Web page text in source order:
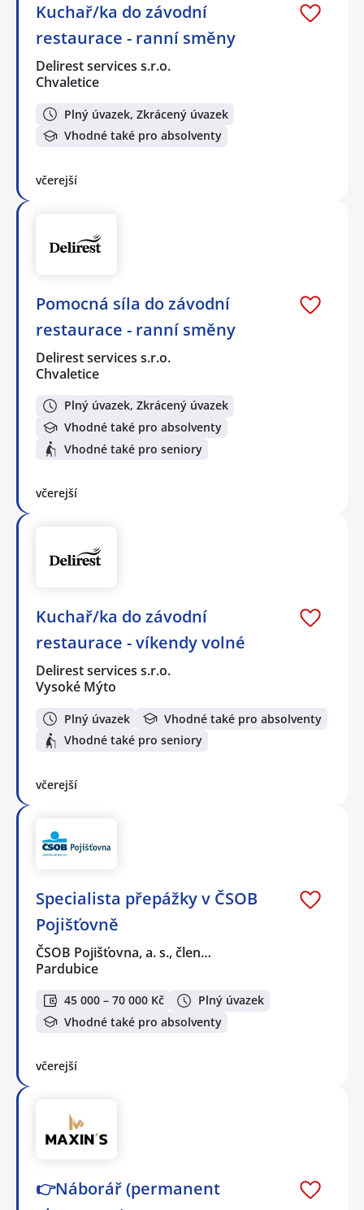
Kuchař/ka do závodní
restaurace - ranní směny
Delirest services s.r.o.
Chvaletice
Plný úvazek, Zkrácený úvazek
Vhodné také pro absolventy
včerejší
Pomocná síla do závodní
restaurace - ranní směny
Delirest services s.r.o.
Chvaletice
Plný úvazek, Zkrácený úvazek
Vhodné také pro absolventy
Vhodné také pro seniory
včerejší
Kuchař/ka do závodní
restaurace - víkendy volné
Delirest services s.r.o.
Vysoké Mýto
Plný úvazek
Vhodné také pro absolventy
Vhodné také pro seniory
včerejší
Specialista přepážky v ČSOB
Pojišťovně
ČSOB Pojišťovna, a. s., člen…
Pardubice
45 000 – 70 000 Kč
Plný úvazek
Vhodné také pro absolventy
včerejší
👉Náborář (permanent